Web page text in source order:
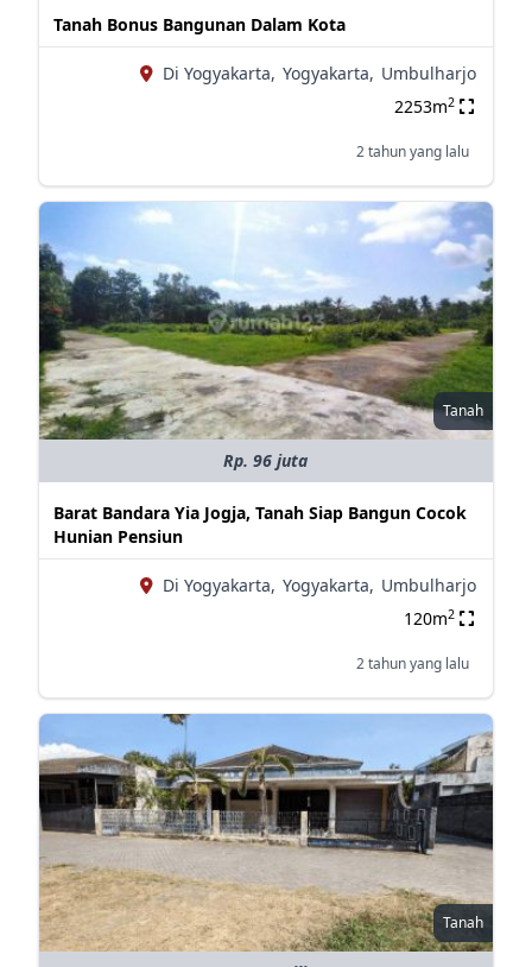
Tanah Bonus Bangunan Dalam Kota
Di Yogyakarta, Yogyakarta, Umbulharjo
2253m2
2 tahun yang lalu
Tanah
Rp. 96 juta
Barat Bandara Yia Jogja, Tanah Siap Bangun Cocok
Hunian Pensiun
Di Yogyakarta, Yogyakarta, Umbulharjo
120m2
2 tahun yang lalu
Tanah